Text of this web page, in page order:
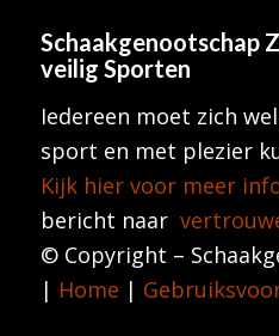
Schaakgenootschap
veilig Sporten
Iedereen moet zich
sport en met plezier
Kijk hier voor meer
bericht naar
© Copyright –
| Home |